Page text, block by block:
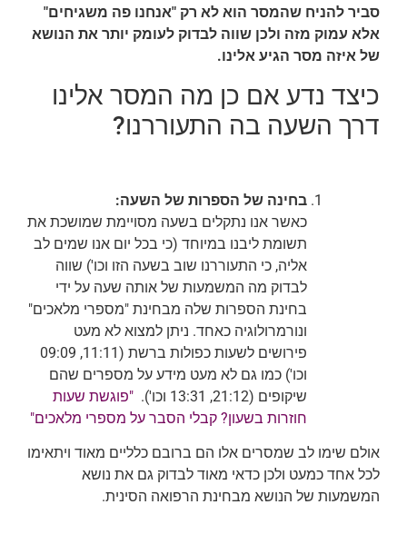
סביר להניח שהמסר הוא לא רק "אנחנו פה משגיחים"
אלא עמוק מזה ולכן שווה לבדוק לעומק יותר את הנושא
של איזה מסר הגיע אלינו.
כיצד נדע אם כן מה המסר אלינו
דרך השעה בה התעוררנו?
בחינה של הספרות של השעה:
כאשר אנו נתקלים בשעה מסויימת שמושכת את
תשומת ליבנו במיוחד (כי בכל יום אנו שמים לב
אליה, כי התעוררנו שוב בשעה הזו וכו') שווה
לבדוק מה המשמעות של אותה שעה על ידי
בחינת הספרות שלה מבחינת "מספרי מלאכים"
ונורמרולוגיה כאחד. ניתן למצוא לא מעט
פירושים לשעות כפולות ברשת (11:11, 09:09
וכו') כמו גם לא מעט מידע על מספרים שהם
שיקופים (21:12, 13:31 וכו').
"פוגשת שעות
חוזרות בשעון? קבלי הסבר על מספרי מלאכים"
אולם שימו לב שמסרים אלו הם ברובם כלליים מאוד ויתאימו
לכל אחד כמעט ולכן כדאי מאוד לבדוק גם את נושא
המשמעות של הנושא מבחינת הרפואה הסינית.